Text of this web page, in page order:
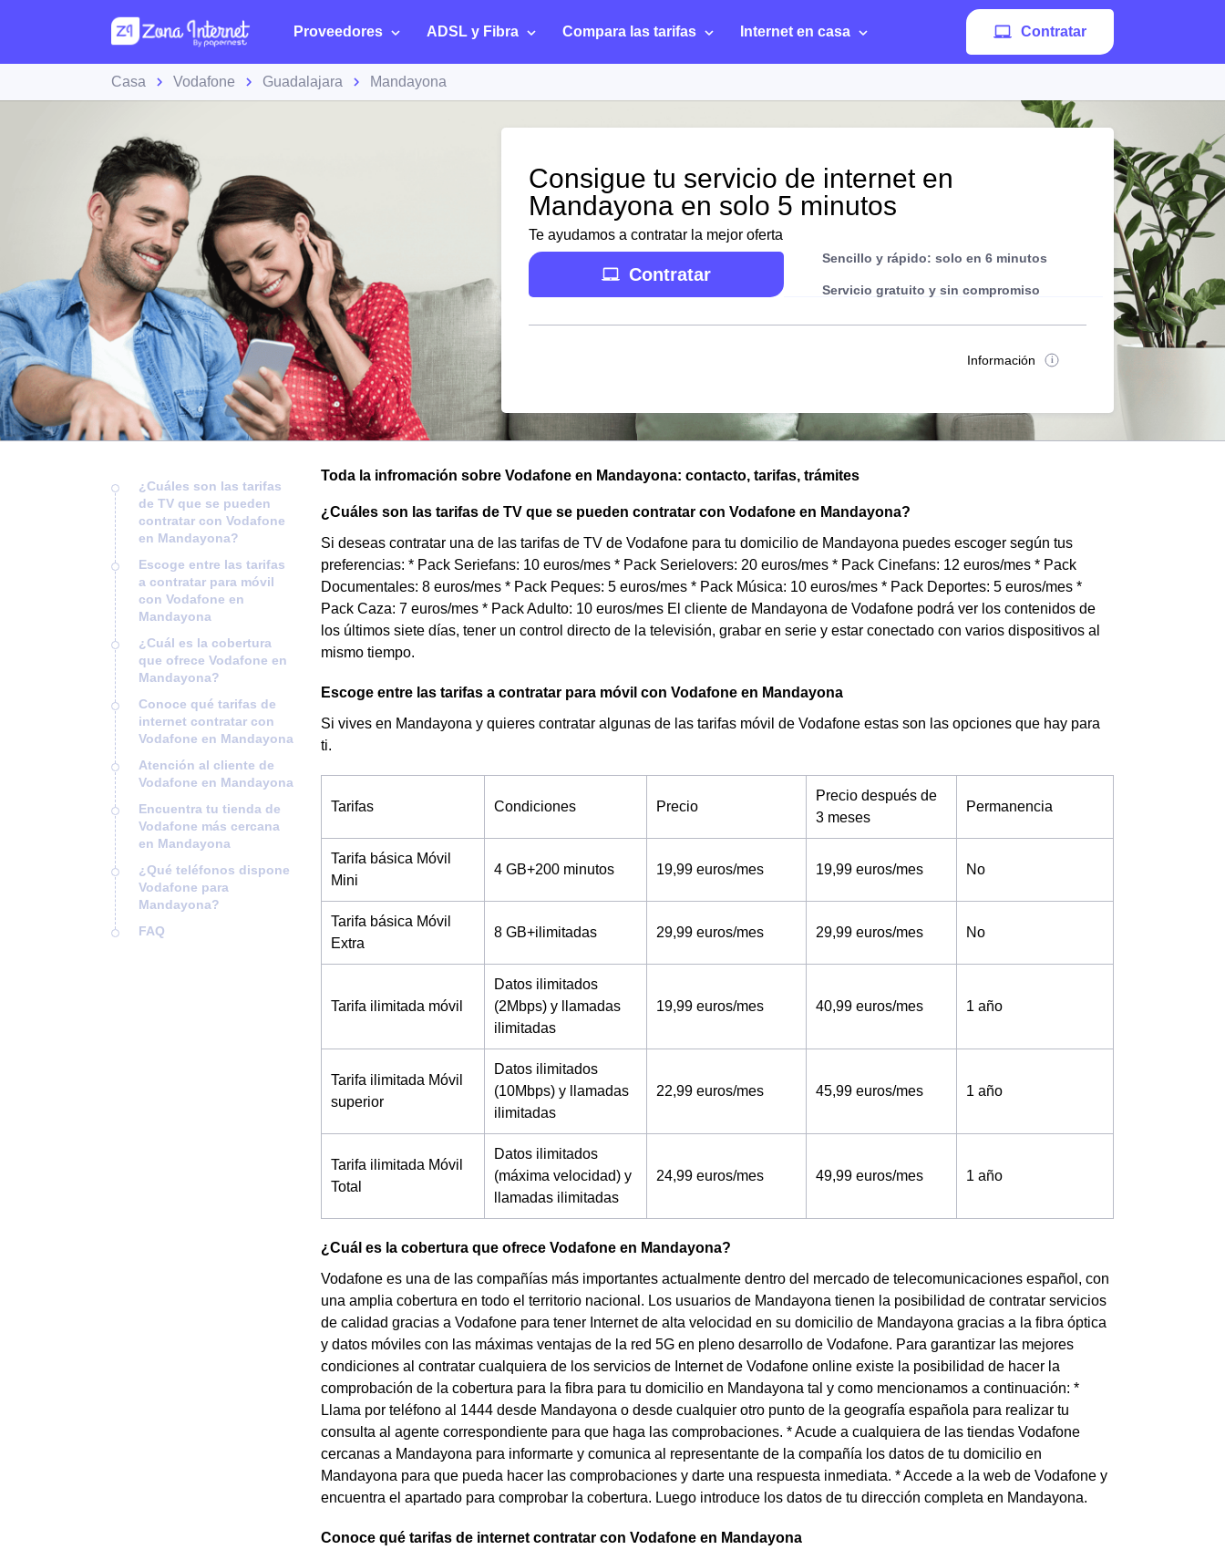
Proveedores ADSL y Fibra Compara las tarifas Internet en casa Contratar
Casa Vodafone Guadalajara Mandayona
Consigue tu servicio de internet en
Mandayona en solo 5 minutos
Te ayudamos a contratar la mejor oferta
Contratar
Sencillo y rápido: solo en 6 minutos
Servicio gratuito y sin compromiso
Información
¿Cuáles son las tarifas
de TV que se pueden
contratar con Vodafone
en Mandayona?
Escoge entre las tarifas
a contratar para móvil
con Vodafone en
Mandayona
¿Cuál es la cobertura
que ofrece Vodafone en
Mandayona?
Conoce qué tarifas de
internet contratar con
Vodafone en Mandayona
Atención al cliente de
Vodafone en Mandayona
Encuentra tu tienda de
Vodafone más cercana
en Mandayona
¿Qué teléfonos dispone
Vodafone para
Mandayona?
FAQ
Toda la infromación sobre Vodafone en Mandayona: contacto, tarifas, trámites
¿Cuáles son las tarifas de TV que se pueden contratar con Vodafone en Mandayona?
Si deseas contratar una de las tarifas de TV de Vodafone para tu domicilio de Mandayona puedes escoger según tus
preferencias: * Pack Seriefans: 10 euros/mes * Pack Serielovers: 20 euros/mes * Pack Cinefans: 12 euros/mes * Pack
Documentales: 8 euros/mes * Pack Peques: 5 euros/mes * Pack Música: 10 euros/mes * Pack Deportes: 5 euros/mes *
Pack Caza: 7 euros/mes * Pack Adulto: 10 euros/mes El cliente de Mandayona de Vodafone podrá ver los contenidos de
los últimos siete días, tener un control directo de la televisión, grabar en serie y estar conectado con varios dispositivos al
mismo tiempo.
Escoge entre las tarifas a contratar para móvil con Vodafone en Mandayona
Si vives en Mandayona y quieres contratar algunas de las tarifas móvil de Vodafone estas son las opciones que hay para
ti.
Tarifas Condiciones Precio
Precio después de
3 meses
Permanencia
Tarifa básica Móvil
Mini
4 GB+200 minutos 19,99 euros/mes 19,99 euros/mes No
Tarifa básica Móvil
Extra
8 GB+ilimitadas 29,99 euros/mes 29,99 euros/mes No
Tarifa ilimitada móvil
Datos ilimitados
(2Mbps) y llamadas
ilimitadas
19,99 euros/mes 40,99 euros/mes 1 año
Tarifa ilimitada Móvil
superior
Datos ilimitados
(10Mbps) y llamadas
ilimitadas
22,99 euros/mes 45,99 euros/mes 1 año
Tarifa ilimitada Móvil
Total
Datos ilimitados
(máxima velocidad) y
llamadas ilimitadas
24,99 euros/mes 49,99 euros/mes 1 año
¿Cuál es la cobertura que ofrece Vodafone en Mandayona?
Vodafone es una de las compañías más importantes actualmente dentro del mercado de telecomunicaciones español, con
una amplia cobertura en todo el territorio nacional. Los usuarios de Mandayona tienen la posibilidad de contratar servicios
de calidad gracias a Vodafone para tener Internet de alta velocidad en su domicilio de Mandayona gracias a la fibra óptica
y datos móviles con las máximas ventajas de la red 5G en pleno desarrollo de Vodafone. Para garantizar las mejores
condiciones al contratar cualquiera de los servicios de Internet de Vodafone online existe la posibilidad de hacer la
comprobación de la cobertura para la fibra para tu domicilio en Mandayona tal y como mencionamos a continuación: *
Llama por teléfono al 1444 desde Mandayona o desde cualquier otro punto de la geografía española para realizar tu
consulta al agente correspondiente para que haga las comprobaciones. * Acude a cualquiera de las tiendas Vodafone
cercanas a Mandayona para informarte y comunica al representante de la compañía los datos de tu domicilio en
Mandayona para que pueda hacer las comprobaciones y darte una respuesta inmediata. * Accede a la web de Vodafone y
encuentra el apartado para comprobar la cobertura. Luego introduce los datos de tu dirección completa en Mandayona.
Conoce qué tarifas de internet contratar con Vodafone en Mandayona